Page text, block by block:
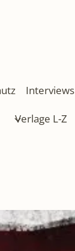
Interviews
Verlage L-Z